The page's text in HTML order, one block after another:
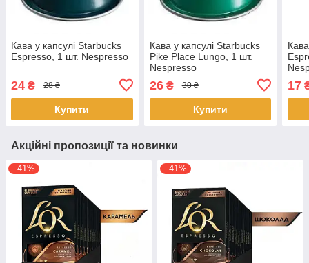
Кава у капсулі Starbucks
Espresso, 1 шт. Nespresso
24 ₴ 28 ₴
Купити
Кава у капсулі Starbucks
Pike Place Lungo, 1 шт.
Nespresso
26₴ 30 ₴
Купити
17
Акційні пропозиції та новинки
–41% –41%